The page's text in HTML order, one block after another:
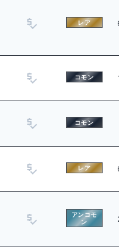
レア
コモン
コモン
レア
アンコモ
ン